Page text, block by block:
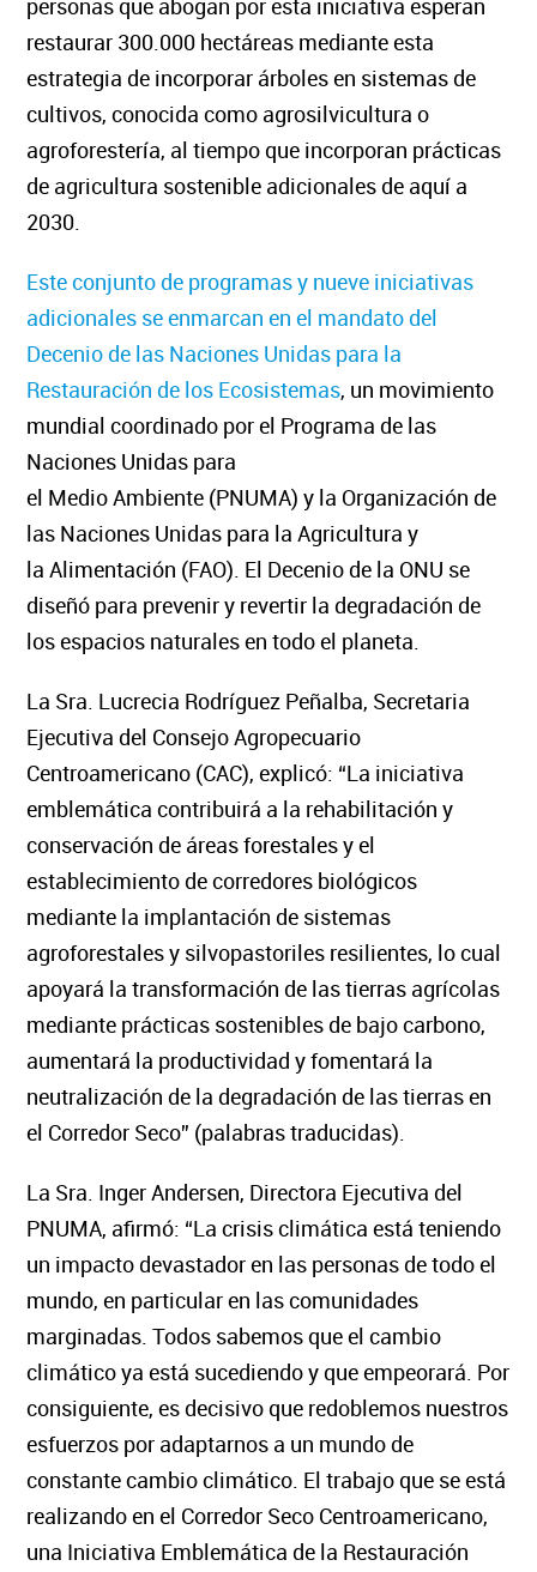
personas que abogan por esta iniciativa esperan
restaurar 300.000 hectáreas mediante esta
estrategia de incorporar árboles en sistemas de
cultivos, conocida como agrosilvicultura o
agroforestería, al tiempo que incorporan prácticas
de agricultura sostenible adicionales de aquí a
2030.
Este conjunto de programas y nueve iniciativas
adicionales se enmarcan en el mandato del
Decenio de las Naciones Unidas para la
Restauración de los Ecosistemas, un movimiento
mundial coordinado por el Programa de las
Naciones Unidas para
el MedioAmbiente (PNUMA) y la Organización de
las Naciones Unidas para la Agricultura y
la Alimentación (FAO). El Decenio de la ONU se
diseñó para prevenir y revertir la degradación de
los espacios naturales en todo el planeta.
La Sra. Lucrecia Rodríguez Peñalba, Secretaria
Ejecutiva del Consejo Agropecuario
Centroamericano (CAC), explicó: “La iniciativa
emblemática contribuirá a la rehabilitación y
conservación de áreas forestales y el
establecimiento de corredores biológicos
mediante la implantación de sistemas
agroforestales y silvopastoriles resilientes, lo cual
apoyará la transformación de las tierras agrícolas
mediante prácticas sostenibles de bajo carbono,
aumentará la productividad y fomentará la
neutralización de la degradación de las tierras en
el Corredor Seco” (palabras traducidas).
La Sra. Inger Andersen, Directora Ejecutiva del
PNUMA, afirmó: “La crisis climática está teniendo
un impacto devastador en las personas de todo el
mundo, en particular en las comunidades
marginadas. Todos sabemos que el cambio
climático ya está sucediendo y que empeorará. Por
consiguiente, es decisivo que redoblemos nuestros
esfuerzos por adaptarnos a un mundo de
constante cambio climático. Eltrabajo que se está
realizando en el Corredor Seco Centroamericano,
una Iniciativa Emblemática de la Restauración